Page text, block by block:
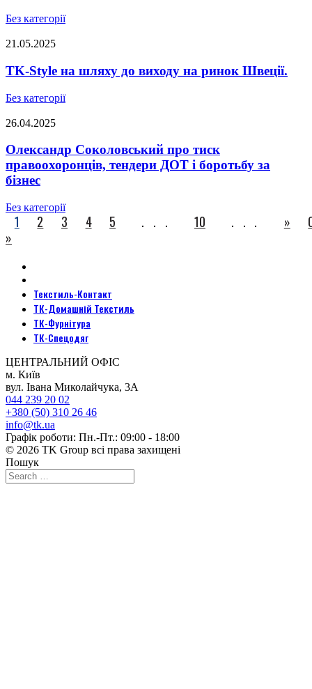
Без категорії
21.05.2025
TK-Style на шляху до виходу на ринок Швеції.
Без категорії
26.04.2025
Олександр Соколовський про тиск
правоохоронців, тендери ДОТ і боротьбу за
бізнес
Без категорії
1 2 3 4 5 ... 10 ... »
»
Текстиль-Контакт
ТК-Домашній Текстиль
ТК-Фурнітура
ТК-Спецодяг
ЦЕНТРАЛЬНИЙ ОФІС
м. Київ
вул. Івана Миколайчука, 3А
044 239 20 02
+380 (50) 310 26 46
info@tk.ua
Графік роботи: Пн.-Пт.: 09:00 - 18:00
© 2026 TK Group всі права захищені
Пошук